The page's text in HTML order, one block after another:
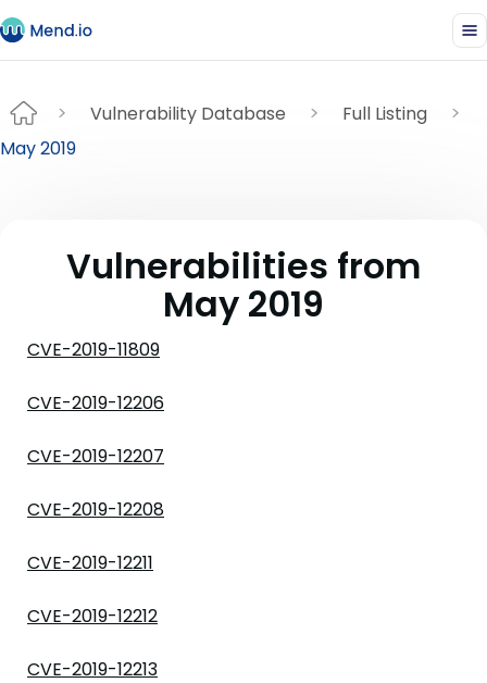
Vulnerability Database
Full Listing
May 2019
Vulnerabilities from
May 2019
CVE-2019-11809
CVE-2019-12206
CVE-2019-12207
CVE-2019-12208
CVE-2019-12211
CVE-2019-12212
CVE-2019-12213